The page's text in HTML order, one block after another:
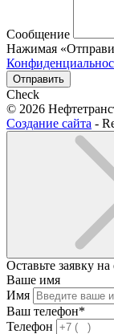
Сообщение
Нажимая
Отправить
Check
© 2026
Создание сайта -
Оставьте заявку
Ваше имя
Имя
Ваш телефон*
Телефон